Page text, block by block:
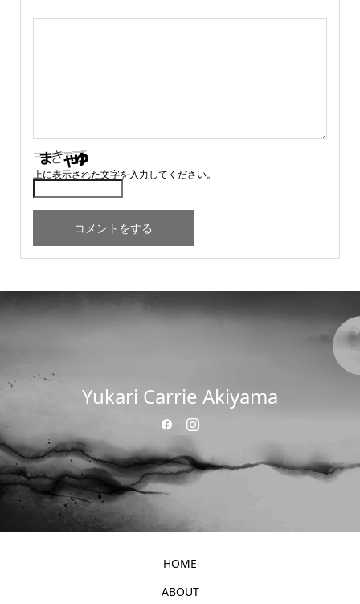
上に表示された文字を入力してください。
Yukari Carrie Akiyama
HOME
ABOUT